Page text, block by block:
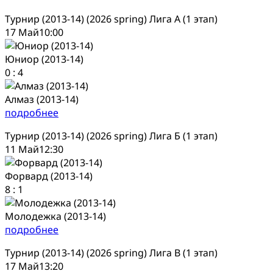
Турнир (2013-14) (2026 spring) Лига А (1 этап)
17 Май10:00
Юниор (2013-14)
0 : 4
Алмаз (2013-14)
подробнее
Турнир (2013-14) (2026 spring) Лига Б (1 этап)
11 Май12:30
Форвард (2013-14)
8 : 1
Молодежка (2013-14)
подробнее
Турнир (2013-14) (2026 spring) Лига В (1 этап)
17 Май13:20